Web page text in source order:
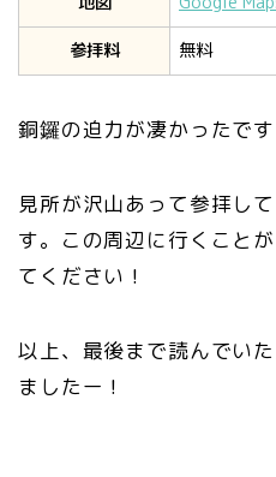
参拝料
無料
銅鑼の迫力が凄かったです
見所が沢山あって参拝し
す。この周辺に行くこと
てください！
以上、最後まで読んでい
ましたー！